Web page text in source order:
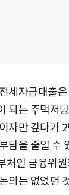
세자금대출
되는 주택저
자만 갚다가
담을 줄일 수
처인 금융위
의는 없었던